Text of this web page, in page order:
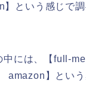
という感じで
中には、【full-
】という